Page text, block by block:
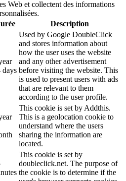
Web et collectent des informations
Description
days
Used by Google DoubleClick
and stores information about
how the user uses the website
and any other advertisement
before visiting the website. This
is used to present users with ads
that are relevant to them
according to the user profile.
This cookie is set by Addthis.
This is a geolocation cookie to
understand where the users
sharing the information are
located.
This cookie is set by
doubleclick.net. The purpose of
the cookie is to determine if the